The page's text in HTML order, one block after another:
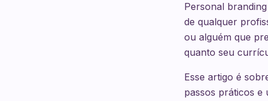
Personal
de qualquer
ou alguém que
quanto seu
Esse artigo é
passos práticos e